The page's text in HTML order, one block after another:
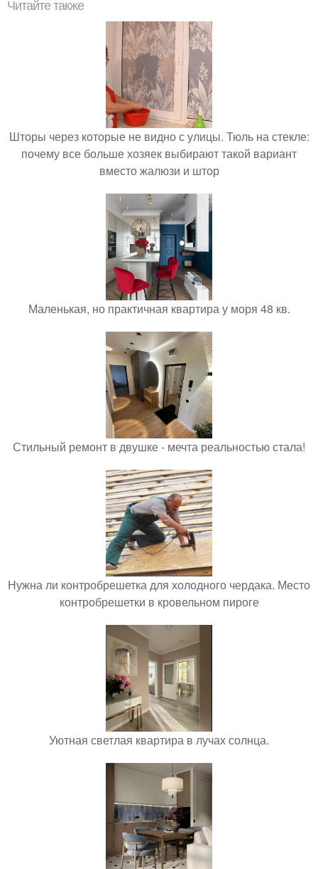
Читайте также
Шторы через которые не видно с улицы. Тюль на стекле:
почему все больше хозяек выбирают такой вариант
вместо жалюзи и штор
Маленькая, но практичная квартира у моря 48 кв.
Стильный ремонт в двушке - мечта реальностью стала!
Нужна ли контробрешетка для холодного чердака. Место
контробрешетки в кровельном пироге
Уютная светлая квартира в лучах солнца.